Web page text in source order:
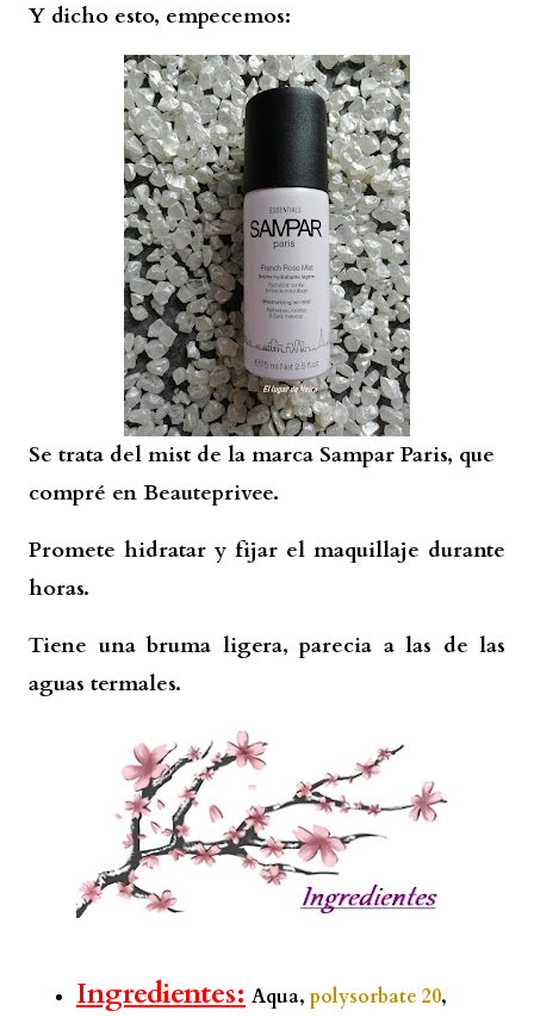
Y dicho esto, empecemos:
Se trata del mist de la marca Sampar Paris, que
compré en Beauteprivee.
Promete hidratar y fijar el maquillaje durante
horas.
Tiene una bruma ligera, parecia a las de las
aguas termales.
Ingredientes: Aqua, polysorbate 20,